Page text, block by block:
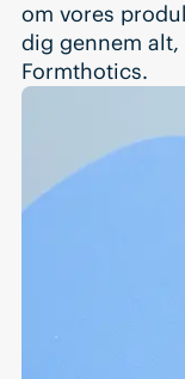
om vores
dig gennem
Formthotics.